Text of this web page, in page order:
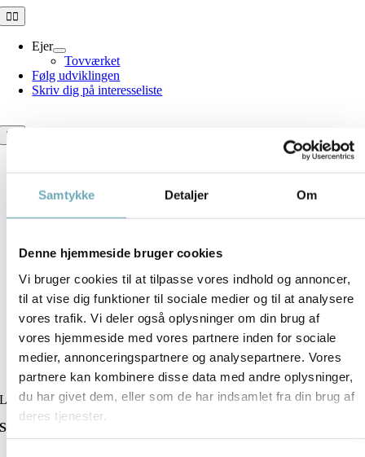
Samtykke Detaljer Om
Denne hjemmeside bruger cookies
Vi bruger cookies til at tilpasse vores indhold og annoncer,
til at vise dig funktioner til sociale medier og til at analysere
vores trafik. Vi deler også oplysninger om din brug af
vores hjemmeside med vores partnere inden for sociale
medier, annonceringspartnere og analysepartnere. Vores
partnere kan kombinere disse data med andre oplysninger,
du har givet dem, eller som de har indsamlet fra din brug af
deres tjenester.
Skip
to
content
Toggle
Navigation
Ejer
Tovværket
Følg udviklingen
Skriv dig på interesseliste
Toggle
Navigation
Information
Download plantegning
Download plantegning med mål
Ledig
Søndre Havnevej 8F 1. tv